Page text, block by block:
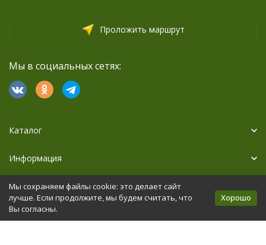
Проложить маршрут
Мы в социальных сетях:
Каталог
Информация
Дополнительно
Политика персональных данных Карта сайта
Мы сохраняем файлы cookie: это делает сайт
лучше. Если продолжите, мы будем считать, что
Вы согласны.
Хорошо